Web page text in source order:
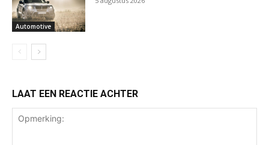
Automotive
LAAT EEN REACTIE ACHTER